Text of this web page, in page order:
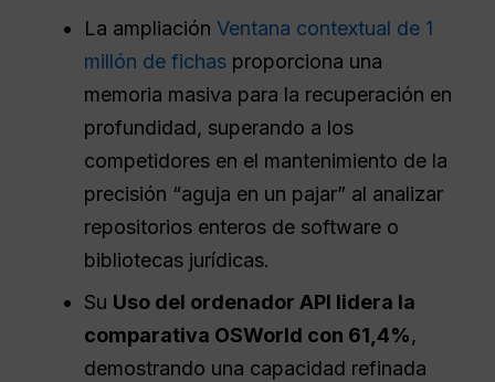
La ampliaciónVentana contextual de 1
millón de fichas proporciona una
memoria masiva para la recuperación en
profundidad, superando a los
competidores en el mantenimiento de la
precisión “aguja en un pajar” al analizar
repositorios enteros de software o
bibliotecas jurídicas.
Su Uso del ordenadorAPI lidera la
comparativa OSWorld con 61,4%,
demostrando una capacidad refinada